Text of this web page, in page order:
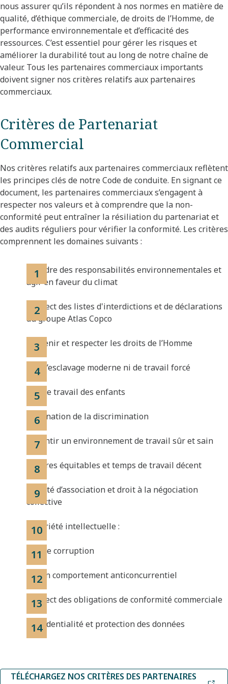
nous assurer qu’ils répondent à nos normes en matière de
qualité, d’éthique commerciale, de droits de l’Homme, de
performance environnementale et d’efficacité des
ressources. C’est essentiel pour gérer les risques et
améliorer la durabilité tout au long de notre chaîne de
valeur. Tous les partenaires commerciaux importants
doivent signer nos critères relatifs aux partenaires
commerciaux.
Critères de Partenariat
Commercial
Nos critères relatifs aux partenaires commerciaux reflètent
les principes clés de notre Code de conduite. En signant ce
document, les partenaires commerciaux s’engagent à
respecter nos valeurs et à comprendre que la non-
conformité peut entraîner la résiliation du partenariat et
des audits réguliers pour vérifier la conformité. Les critères
comprennent les domaines suivants :
Prendre des responsabilités environnementales et
agir en faveur du climat
Respect des listes d'interdictions et de déclarations
du groupe Atlas Copco
Soutenir et respecter les droits de l’Homme
Pas d’esclavage moderne ni de travail forcé
Pas de travail des enfants
Élimination de la discrimination
Garantir un environnement de travail sûr et sain
Salaires équitables et temps de travail décent
Liberté d’association et droit à la négociation
collective
Propriété intellectuelle :
Pas de corruption
Aucun comportement anticoncurrentiel
Respect des obligations de conformité commerciale
Confidentialité et protection des données
TÉLÉCHARGEZ NOS CRITÈRES DES PARTENAIRES